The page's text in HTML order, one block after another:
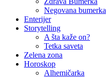
Negovana bumerka
Enterijer
Storytelling
A šta kaže on?
Tetka saveta
Zelena zona
Horoskop
Alhemičarka